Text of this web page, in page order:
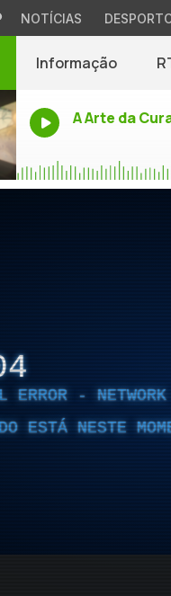
NOTÍCIAS
Informação
A Arte da
- NETWORK
ESTÁ NESTE